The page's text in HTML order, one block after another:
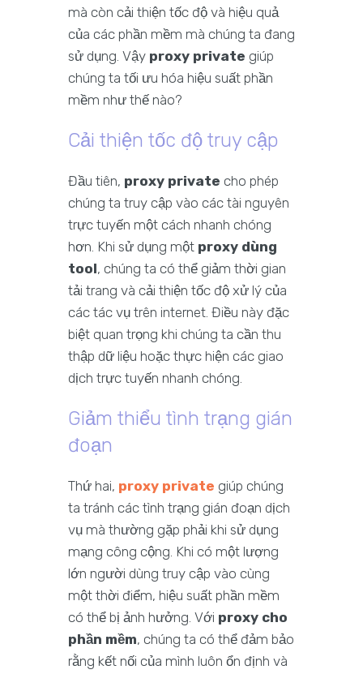
mà còn cải thiện tốc độ và hiệu quả
của các phần mềm mà chúng ta đang
sử dụng. Vậy proxy private giúp
chúng ta tối ưu hóa hiệu suất phần
mềm như thế nào?
Cải thiện tốc độ truy cập
Đầu tiên, proxy private cho phép
chúng ta truy cập vào các tài nguyên
trực tuyến một cách nhanh chóng
hơn. Khi sử dụng một proxy dùng
tool, chúng ta có thể giảm thời gian
tải trang và cải thiện tốc độ xử lý của
các tác vụ trên internet. Điều này đặc
biệt quan trọng khi chúng ta cần thu
thập dữ liệu hoặc thực hiện các giao
dịch trực tuyến nhanh chóng.
Giảm thiểu tình trạng gián
đoạn
Thứ hai, proxy private giúp chúng
ta tránh các tình trạng gián đoạn dịch
vụ mà thường gặp phải khi sử dụng
mạng công cộng. Khi có một lượng
lớn người dùng truy cập vào cùng
một thời điểm, hiệu suất phần mềm
có thể bị ảnh hưởng. Với proxy cho
phần mềm, chúng ta có thể đảm bảo
rằng kết nối của mình luôn ổn định và